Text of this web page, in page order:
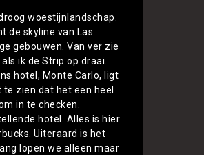
woestijnlandschap.
de skyline van Las
gebouwen. Van ver zie
ik de Strip op draai.
hotel, Monte Carlo, ligt
zien dat het een heel
in te checken.
hotel. Alles is hier
Uiteraard is het
lopen we alleen maar